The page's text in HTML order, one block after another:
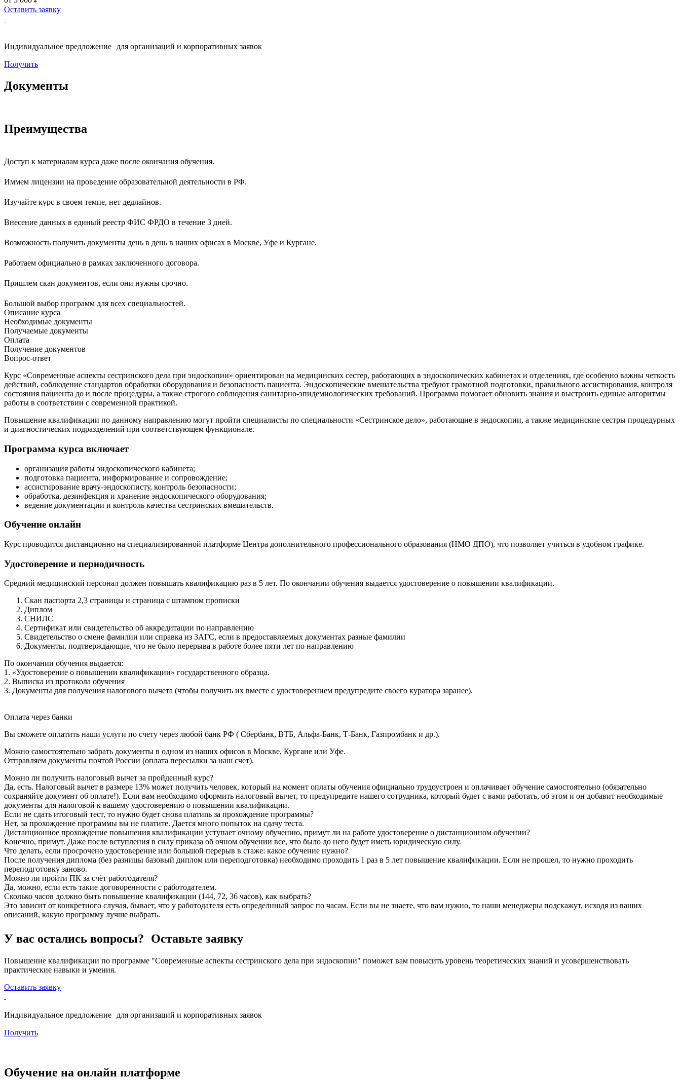
Оставить заявку
Индивидуальное предложение для организаций и корпоративных заявок
Получить
Документы
Преимущества
Доступ к материалам курса даже после окончания обучения.
Иммем лицензии на проведение образовательной деятельности в РФ.
Изучайте курс в своем темпе, нет дедлайнов.
Внесение данных в единый реестр ФИС ФРДО в течение 3 дней.
Возможность получить документы день в день в наших офисах в Москве, Уфе и Кургане.
Работаем официально в рамках заключенного договора.
Пришлем скан документов, если они нужны срочно.
Большой выбор программ для всех специальностей.
Описание курса
Необходимые документы
Получаемые документы
Оплата
Получение документов
Вопрос-ответ
Курс «Современные аспекты сестринского дела при эндоскопии» ориентирован на медицинских сестер, работающих в эндоскопических кабинетах и отделениях, где особенно важны четкость
действий, соблюдение стандартов обработки оборудования и безопасность пациента. Эндоскопические вмешательства требуют грамотной подготовки, правильного ассистирования, контроля
состояния пациента до и после процедуры, а также строгого соблюдения санитарно-эпидемиологических требований. Программа помогает обновить знания и выстроить единые алгоритмы
работы в соответствии с современной практикой.
Повышение квалификации по данному направлению могут пройти специалисты по специальности «Сестринское дело», работающие в эндоскопии, а также медицинские сестры процедурных
и диагностических подразделений при соответствующем функционале.
Программа курса включает
организация работы эндоскопического кабинета;
подготовка пациента, информирование и сопровождение;
ассистирование врачу-эндоскописту, контроль безопасности;
обработка, дезинфекция и хранение эндоскопического оборудования;
ведение документации и контроль качества сестринских вмешательств.
Обучение онлайн
Курс проводится дистанционно на специализированной платформе Центра дополнительного профессионального образования (НМО ДПО), что позволяет учиться в удобном графике.
Удостоверение и периодичность
Средний медицинский персонал должен повышать квалификацию раз в 5 лет. По окончании обучения выдается удостоверение о повышении квалификации.
Скан паспорта 2,3 страницы и страница с штампом прописки
Диплом
СНИЛС
Сертификат или свидетельство об аккредитации по направлению
Свидетельство о смене фамилии или справка из ЗАГС, если в предоставляемых документах разные фамилии
Документы, подтверждающие, что не было перерыва в работе более пяти лет по направлению
По окончании обучения выдается:
1. «Удостоверение о повышении квалификации» государственного образца.
2. Выписка из протокола обучения
3. Документы для получения налогового вычета (чтобы получить их вместе с удостоверением предупредите своего куратора заранее).
Оплата через банки
Вы сможете оплатить наши услуги по счету через любой банк РФ ( Сбербанк, ВТБ, Альфа-Банк, Т-Банк, Газпромбанк и др.).
Можно самостоятельно забрать документы в одном из наших офисов в Москве, Кургане или Уфе.
Отправляем документы почтой России (оплата пересылки за наш счет).
Можно ли получить налоговый вычет за пройденный курс?
Да, есть. Налоговый вычет в размере 13% может получить человек, который на момент оплаты обучения официально трудоустроен и оплачивает обучение самостоятельно (обязательно
сохраняйте документ об оплате!). Если вам необходимо оформить налоговый вычет, то предупредите нашего сотрудника, который будет с вами работать, об этом и он добавит необходимые
документы для налоговой к вашему удостоверению о повышении квалификации.
Если не сдать итоговый тест, то нужно будет снова платиnь за прохождение программы?
Нет, за прохождение программы вы не платите. Дается много попыток на сдачу теста.
Дистанционное прохождение повышения квалификации уступает очному обучению, примут ли на работе удостоверение о дистанционном обучении?
Конечно, примут. Даже после вступления в силу приказа об очном обучении все, что было до него будет иметь юридическую силу.
Что делать, если просрочено удостоверение или большой перерыв в стаже: какое обучение нужно?
После получения диплома (без разницы базовый диплом или переподготовка) необходимо проходить 1 раз в 5 лет повышение квалификации. Если не прошел, то нужно проходить
переподготовку заново.
Можно ли пройти ПК за счёт работодателя?
Да, можно, если есть такие договоренности с работодателем.
Сколько часов должно быть повышение квалификации (144, 72, 36 часов), как выбрать?
Это зависит от конкретного случая, бывает, что у работодателя есть определнный запрос по часам. Если вы не знаете, что вам нужно, то наши менеджеры подскажут, исходя из ваших
описаний, какую программу лучше выбрать.
У вас остались вопросы? Оставьте заявку
Повышение квалификации по программе "Современные аспекты сестринского дела при эндоскопии" поможет вам повысить уровень теоретических знаний и усовершенствовать
практические навыки и умения.
Оставить заявку
Индивидуальное предложение для организаций и корпоративных заявок
Получить
Обучение на онлайн платформе